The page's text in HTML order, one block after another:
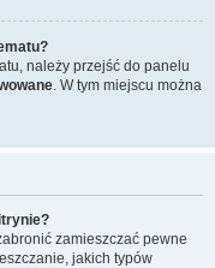
należy przejść do panelu
. W tym miejscu można
zamieszczać pewne
jakich typów